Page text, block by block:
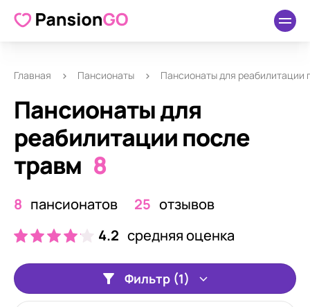
Главная Пансионаты Пансионаты для реабилитации
Пансионаты для
реабилитации после
травм 8
8 пансионатов 25 отзывов
4.2 средняя оценка
Фильтр (1)